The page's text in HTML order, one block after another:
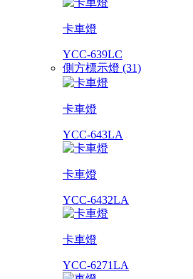
卡車燈
YCC-639LC
側方標示燈 (31)
卡車燈
YCC-643LA
卡車燈
YCC-6432LA
卡車燈
YCC-6271LA